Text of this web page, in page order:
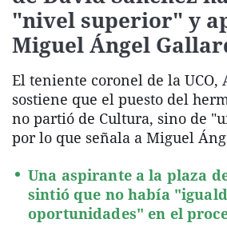
"nivel superior" y
Miguel Ángel
El teniente coronel de la UCO,
sostiene que el puesto del
no partió de Cultura, sino de
por lo que señala a Miguel
Una aspirante a la plaza
sintió que no había
oportunidades" en el